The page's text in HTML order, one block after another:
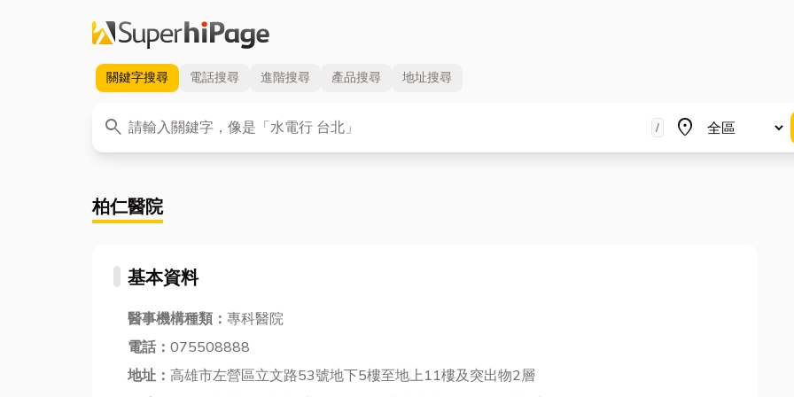
關鍵字搜尋 電話搜尋 進階搜尋 產品搜尋 地址搜尋
search
關鍵字 / place
地區
柏仁醫院
基本資料
醫事機構種類： 專科醫院
電話： 075508888
地址： 高雄市左營區立文路53號地下5樓至地上11樓及突出物2層